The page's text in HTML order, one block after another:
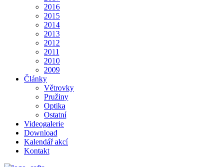
2016
2015
2014
2013
2012
2011
2010
2009
Články
Větrovky
Pružiny
Optika
Ostatní
Videogalerie
Download
Kalendář akcí
Kontakt